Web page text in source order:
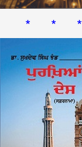
* * *